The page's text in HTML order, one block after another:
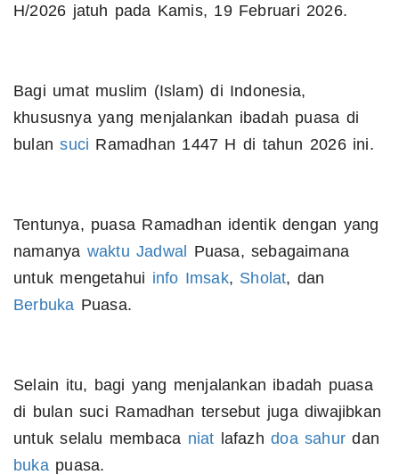
H/2026 jatuh pada Kamis, 19 Februari 2026.
Bagi umat muslim (Islam) di Indonesia,
khususnya yang menjalankan ibadah puasa di
bulansuci Ramadhan 1447 H di tahun 2026 ini.
Tentunya, puasa Ramadhan identik dengan yang
namanya waktu Jadwal Puasa, sebagaimana
untuk mengetahui info Imsak, Sholat, dan
Berbuka Puasa.
Selain itu, bagi yang menjalankan ibadah puasa
di bulan suci Ramadhan tersebut juga diwajibkan
untuk selalu membaca niat lafazhdoa sahur dan
buka puasa.